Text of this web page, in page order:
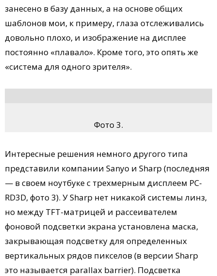
занесено в базу данных, а на основе общих
шаблонов мои, к примеру, глаза отслеживались
довольно плохо, и изображение на дисплее
постоянно «плавало». Кроме того, это опять же
«система для одного зрителя».
Фото 3.
Интересные решения немного другого типа
представили компании Sanyo и Sharp (последняя
— в своем ноутбуке с трехмерным дисплеем PC-
RD3D, фото 3). У Sharp нет никакой системы линз,
но между TFT-матрицей и рассеивателем
фоновой подсветки экрана установлена маска,
закрывающая подсветку для определенных
вертикальных рядов пикселов (в версии Sharp
это называется parallax barrier). Подсветка